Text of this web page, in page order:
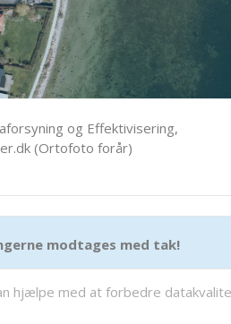
og Effektivisering,
(Ortofoto forår)
modtages med tak!